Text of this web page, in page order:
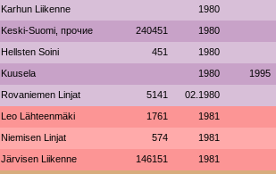
Karhun Liikenne 1980
Keski-Suomi, прочие 240451 1980
Hellsten Soini 451 1980
Kuusela 1980 1995
Rovaniemen Linjat 5141 02.1980
Leo Lähteenmäki 1761 1981
Niemisen Linjat 574 1981
Järvisen Liikenne 146151 1981